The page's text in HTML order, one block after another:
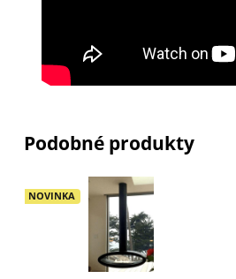
Podobné produkty
NOVINKA